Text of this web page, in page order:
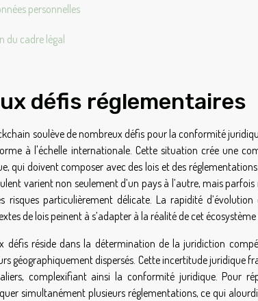
personnelles
du cadre légal
défis réglementaires
soulève de nombreux défis pour la conformité
à l'échelle internationale. Cette situation crée une
qui doivent composer avec des lois et des
varient non seulement d’un pays à l’autre, mais
risques particulièrement délicate. La rapidité
de lois peinent à s’adapter à la réalité de cet
défis réside dans la détermination de la juridiction
géographiquement dispersés. Cette incertitude juridique
complexifiant ainsi la conformité juridique. Pour
simultanément plusieurs réglementations, ce qui